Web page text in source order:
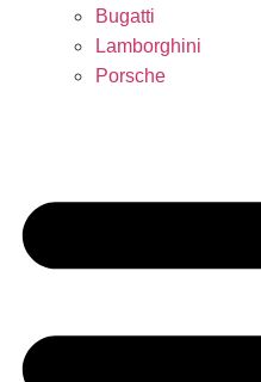
Bugatti
Lamborghini
Porsche